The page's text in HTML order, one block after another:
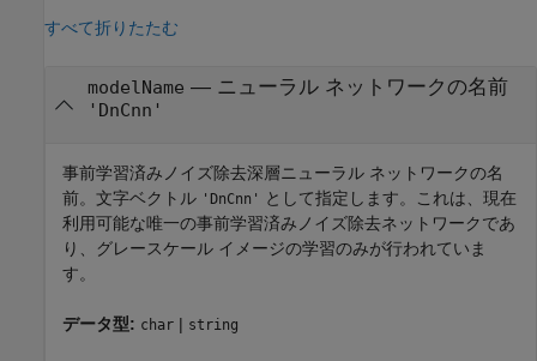
すべて折りたたむ
modelName — ニューラル ネットワークの名前
'DnCnn'
事前学習済みノイズ除去深層ニューラル ネットワークの名
前。文字ベクトル 'DnCnn'
として指定します。これは、現在
利用可能な唯一の事前学習済みノイズ除去ネットワークであ
り、グレースケール イメージの学習のみが行われていま
す。
データ型: char | string